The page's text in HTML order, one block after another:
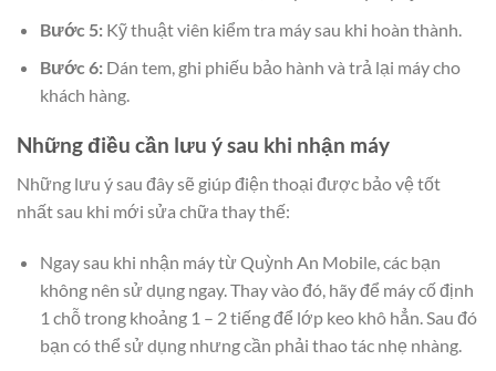
Bước 5: Kỹ thuật viên kiểm tra máy sau khi hoàn thành.
Bước 6:Dán tem, ghi phiếu bảo hành và trả lại máy cho
khách hàng.
Những điều cần lưu ý sau khi nhận máy
Những lưu ý sau đây sẽ giúp điện thoại được bảo vệ tốt
nhất sau khi mới sửa chữa thay thế:
Ngay sau khi nhận máy từ Quỳnh An Mobile, các bạn
không nên sử dụng ngay. Thay vào đó, hãy để máy cố định
1 chỗ trong khoảng 1 – 2 tiếng để lớp keo khô hẳn. Sau đó
bạn có thể sử dụng nhưng cần phải thao tác nhẹ nhàng.